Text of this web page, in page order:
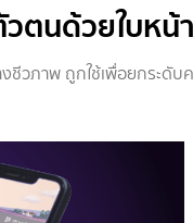
ตนด้วยใบหน้
วภาพ ถูกใช้เพื่อยกระดั